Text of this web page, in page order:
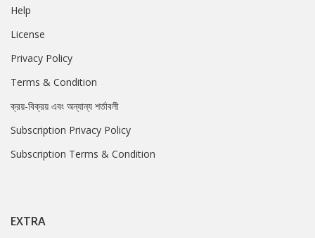
Help
License
Privacy Policy
Terms & Condition
ক্রয়-বিক্রয় এবং অন্যান্য শর্তাবলী
Subscription Privacy Policy
Subscription Terms & Condition
EXTRA